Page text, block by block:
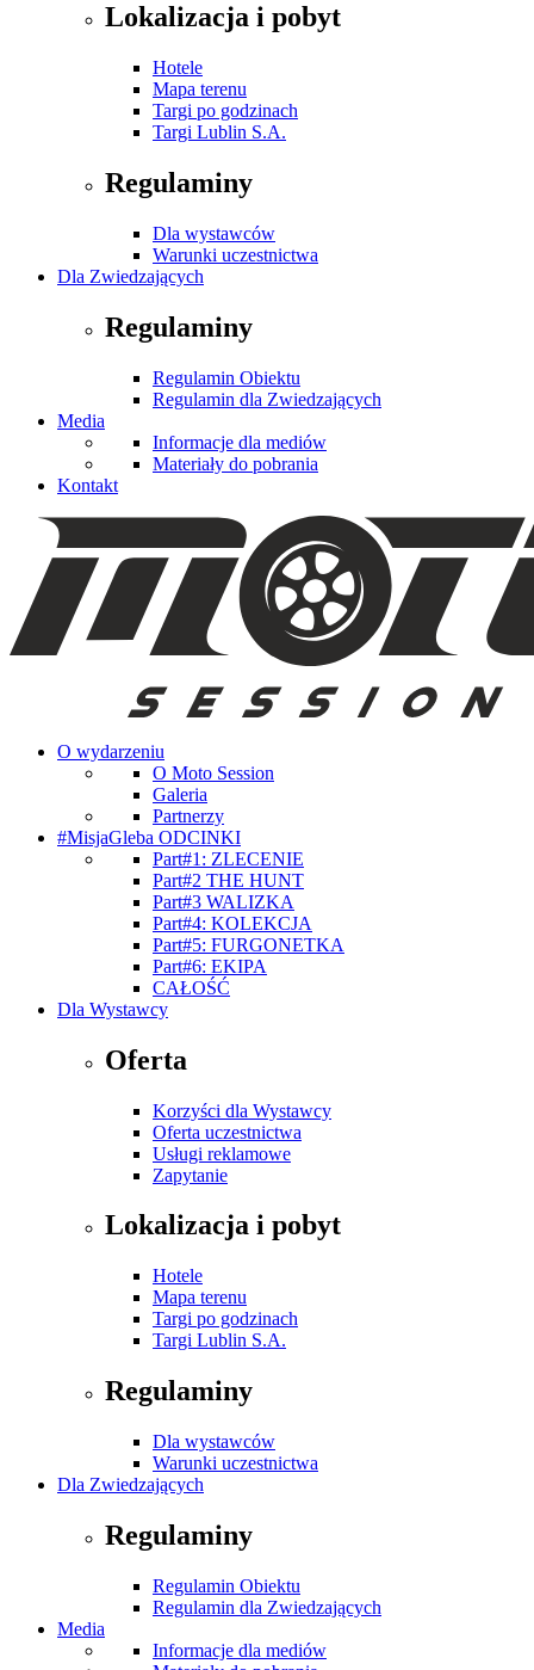
Lokalizacja i pobyt
Hotele
Mapa terenu
Targi po godzinach
Targi Lublin S.A.
Regulaminy
Dla wystawców
Warunki uczestnictwa
Dla Zwiedzających
Regulaminy
Regulamin Obiektu
Regulamin dla Zwiedzających
Media
Informacje dla mediów
Materiały do pobrania
Kontakt
O wydarzeniu
O Moto Session
Galeria
Partnerzy
#MisjaGleba ODCINKI
Part#1: ZLECENIE
Part#2 THE HUNT
Part#3 WALIZKA
Part#4: KOLEKCJA
Part#5: FURGONETKA
Part#6: EKIPA
CAŁOŚĆ
Dla Wystawcy
Oferta
Korzyści dla Wystawcy
Oferta uczestnictwa
Usługi reklamowe
Zapytanie
Lokalizacja i pobyt
Hotele
Mapa terenu
Targi po godzinach
Targi Lublin S.A.
Regulaminy
Dla wystawców
Warunki uczestnictwa
Dla Zwiedzających
Regulaminy
Regulamin Obiektu
Regulamin dla Zwiedzających
Media
Informacje dla mediów